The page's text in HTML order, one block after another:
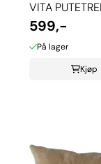
VITA
BLÅ
599,-
På lager
Kjøp